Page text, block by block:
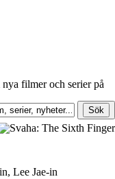
filmer och serier på
Lee Jae-in